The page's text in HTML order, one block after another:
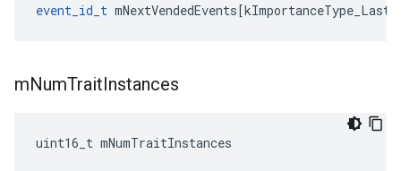
event_id_t
mNumTraitInstances
uint16_t mNumTraitInstances